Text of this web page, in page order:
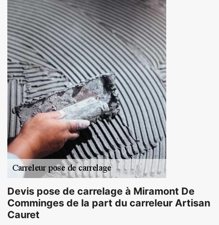
Devis pose de carrelage à Miramont De
Comminges de la part du carreleur Artisan
Cauret